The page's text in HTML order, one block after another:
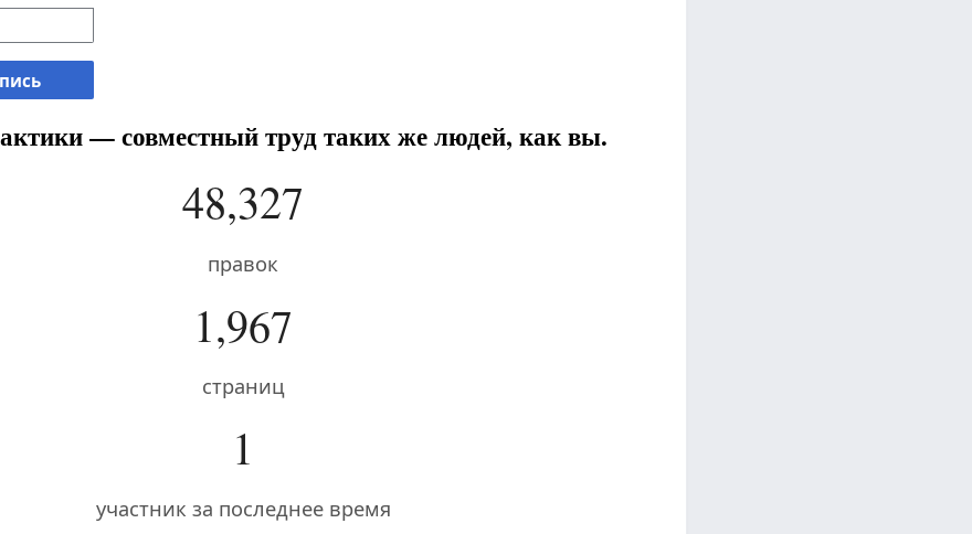
— совместный труд таких же людей, как вы.
48,327
правок
1,967
страниц
1
участник за последнее время